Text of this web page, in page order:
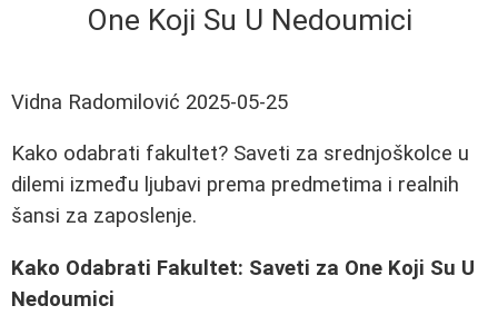
One Koji Su U Nedoumici
Vidna Radomilović 2025-05-25
Kako odabrati fakultet? Saveti za srednjoškolce u
dilemi između ljubavi prema predmetima i realnih
šansi za zaposlenje.
Kako Odabrati Fakultet: Saveti za One Koji Su U
Nedoumici